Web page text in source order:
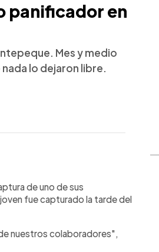
panificador en
Mes y medio
lo dejaron libre.
de uno de sus
fue capturado la tarde del
nuestros colaboradores",